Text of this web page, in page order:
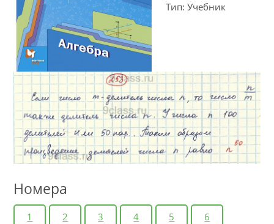
Тип: Учебник
Номера
1 2 3 4 5 6